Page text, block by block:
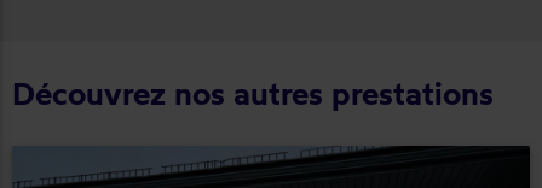
Découvrez nos autres prestations